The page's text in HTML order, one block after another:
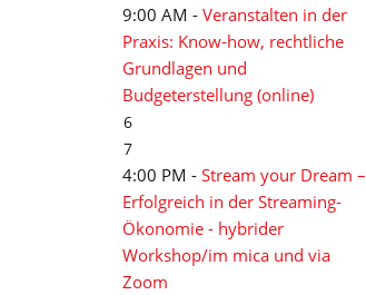
9:00 AM - Veranstalten in der
Praxis: Know-how, rechtliche
Grundlagen und
Budgeterstellung (online)
6
7
4:00 PM - Stream your Dream –
Erfolgreich in der Streaming-
Ökonomie - hybrider
Workshop/im mica und via
Zoom